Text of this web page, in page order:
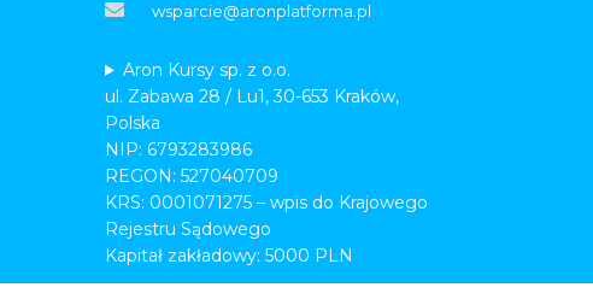
wsparcie@aronplatforma.pl
Aron Kursy sp. z o.o.
ul. Zabawa 28 / Lu1, 30-653 Kraków,
Polska
NIP: 6793283986
REGON: 527040709
KRS: 0001071275 – wpis do Krajowego
Rejestru Sądowego
Kapitał zakładowy: 5000 PLN